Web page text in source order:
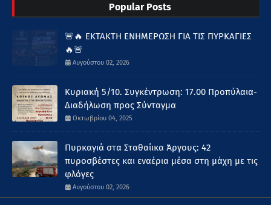
Popular Posts
🚨🔥 ΕΚΤΑΚΤΗ ΕΝΗΜΕΡΩΣΗ ΓΙΑ ΤΙΣ ΠΥΡΚΑΓΙΕΣ
🔥🚨
Αυγούστου 02, 2026
Κυριακή 5/10. Συγκέντρωση: 17.00 Προπύλαια-
Διαδήλωση προς Σύνταγμα
Οκτωβρίου 04, 2025
Πυρκαγιά στα Σταθαίικα Άργους: 42
πυροσβέστες και εναέρια μέσα στη μάχη με τις
φλόγες
Αυγούστου 02, 2026